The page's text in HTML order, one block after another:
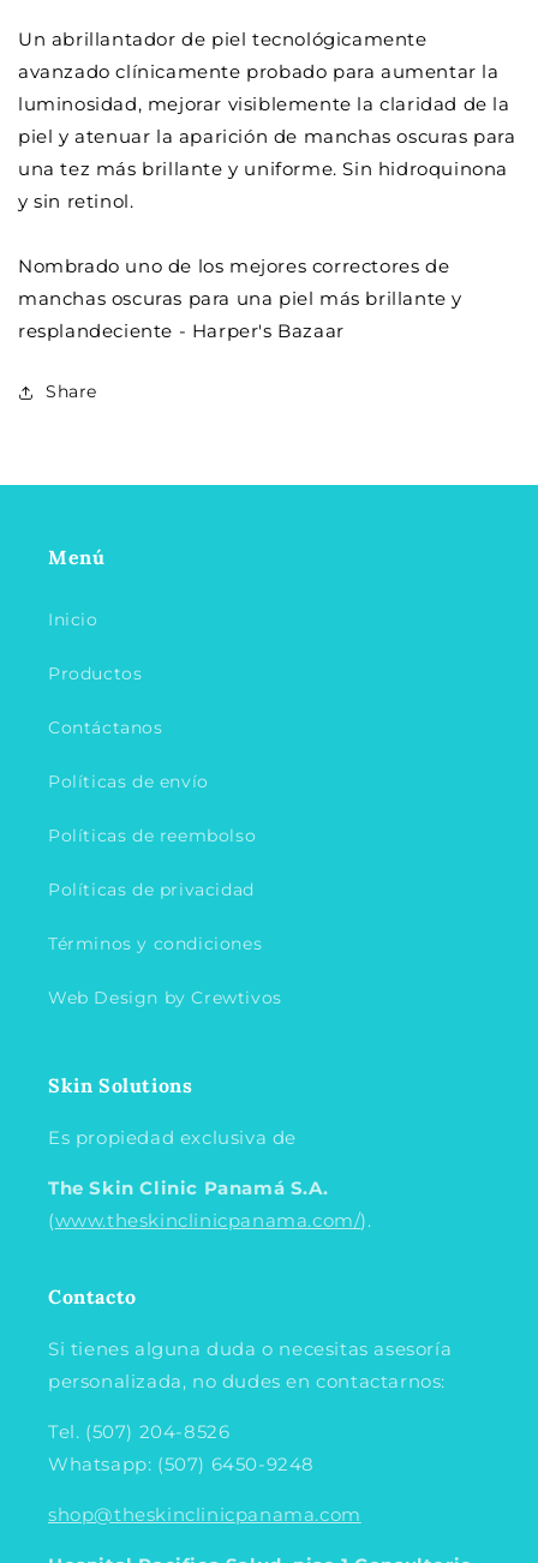
Un abrillantador de piel tecnológicamente
avanzado clínicamente probado para aumentar la
luminosidad, mejorar visiblemente la claridad de la
piel y atenuar la aparición de manchas oscuras para
una tez más brillante y uniforme. Sin hidroquinona
y sin retinol.
Nombrado uno de los mejores correctores de
manchas oscuras para una piel más brillante y
resplandeciente - Harper's Bazaar
Share
Menú
Inicio
Productos
Contáctanos
Políticas de envío
Políticas de reembolso
Políticas de privacidad
Términos y condiciones
Web Design by Crewtivos
Skin Solutions
Es propiedad exclusiva de
The Skin Clinic Panamá S.A.
(www.theskinclinicpanama.com/).
Contacto
Si tienes alguna duda o necesitas asesoría
personalizada, no dudes en contactarnos:
Tel. (507) 204-8526
Whatsapp: (507) 6450-9248
shop@theskinclinicpanama.com